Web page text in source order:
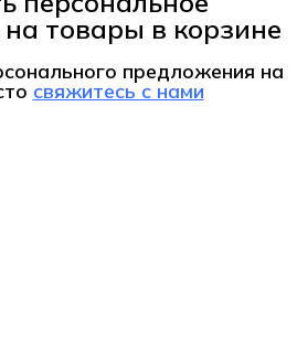
товары в корзине
предложения на
свяжитесь с нами